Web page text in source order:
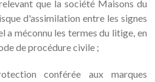
que la société Maisons du
d'assimilation entre les signes
a méconnu les termes du litige, en
de procédure civile ;
conférée aux marques